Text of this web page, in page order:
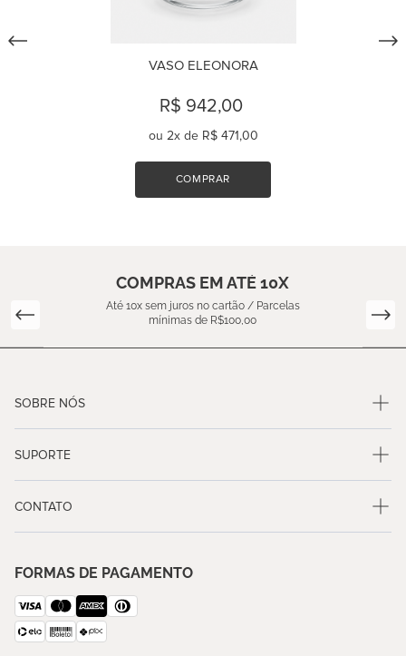
VASO ELEONORA
R$ 942,00
ou 2x de R$ 471,00
COMPRAR
COMPRAS EM ATÉ 10X
Até 10x sem juros no cartão / Parcelas
mínimas de R$100,00
SOBRE NÓS
SUPORTE
CONTATO
FORMAS DE PAGAMENTO